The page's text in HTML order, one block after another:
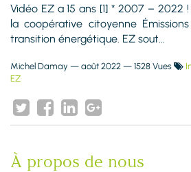
Vidéo EZ a 15 ans [1] * 2007 – 2022
la coopérative citoyenne
transition énergétique. EZ sout...
Michel Damay — août 2022 — 1528 Vues
EZ
À propos de nous